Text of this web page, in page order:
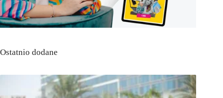
Ostatnio dodane